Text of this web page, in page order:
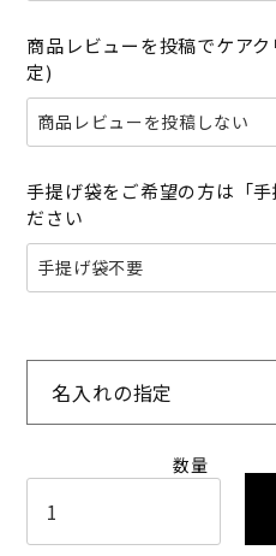
商品レビューを投稿でケア
定)
手提げ袋をご希望の方は「
ださい
名入れの指定